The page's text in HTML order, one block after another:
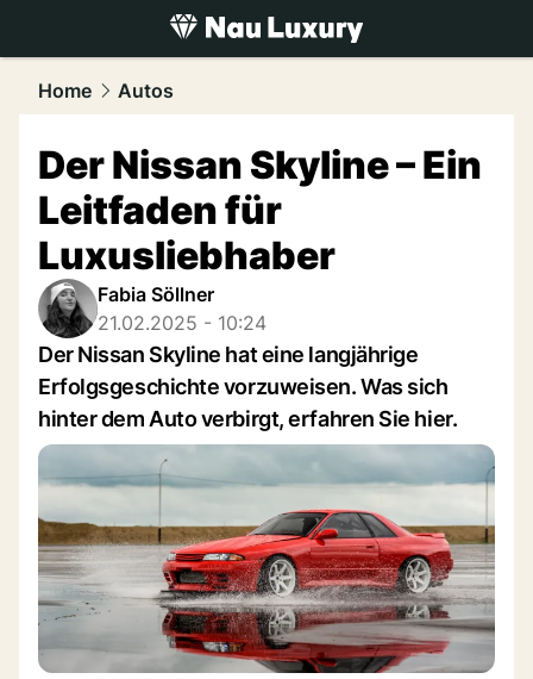
luxury.NAU.ch
Home Autos
Der Nissan Skyline – Ein
Leitfaden für
Luxusliebhaber
Fabia Söllner
21.02.2025 - 10:24
Der Nissan Skyline hat eine langjährige
Erfolgsgeschichte vorzuweisen. Was sich
hinter dem Auto verbirgt, erfahren Sie hier.